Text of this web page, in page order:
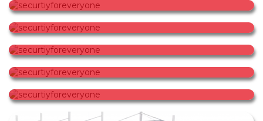
securtiyforeveryone
securtiyforeveryone
securtiyforeveryone
securtiyforeveryone